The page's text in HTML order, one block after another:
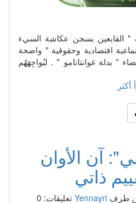
القابعين بسجن عكاشة السيء
اقتصادية وحقوقية " واضحة
" بدلة غوانتانامو " . ليُواجِهَهُم
أكثر
آن الأوان
ذاتي
طرف Yennayri تعليقات: 0